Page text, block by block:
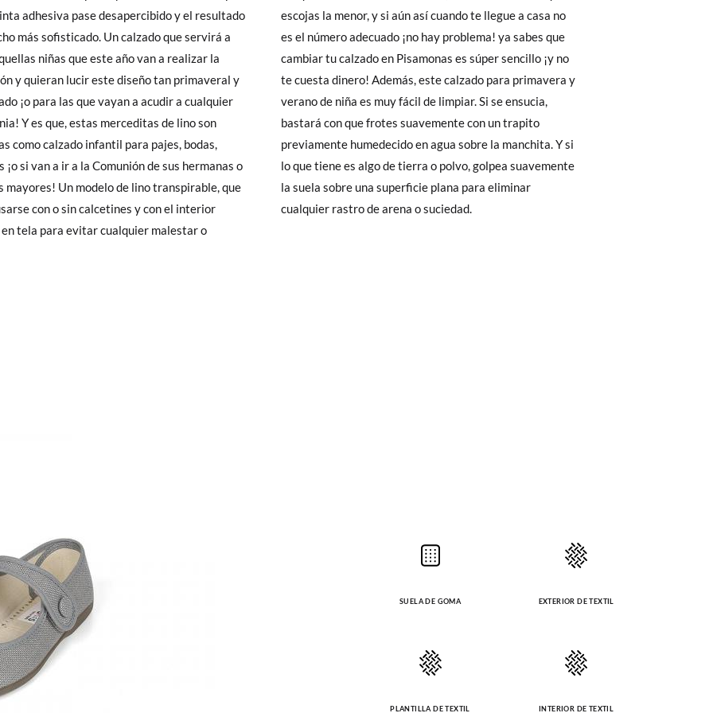
desapercibido y el resultado
sofisticado. Un calzado que servirá a
niñas que este año van a realizar la
y quieran lucir este diseño tan primaveral y
¡o para las que vayan a acudir a cualquier
Y es que, estas merceditas de lino son
como calzado infantil para pajes, bodas,
¡o si van a ir a la Comunión de sus hermanas o
de lino transpirable, que
con o sin calcetines y con el interior
tela para evitar cualquier malestar o
así cuando te llegue a casa no
¡no hay problema! ya sabes que
calzado en Pisamonas es súper sencillo ¡y no
dinero! Además, este calzado para primavera y
niña es muy fácil de limpiar. Si se ensucia,
que frotes suavemente con un trapito
humedecido en agua sobre la manchita. Y si
es algo de tierra o polvo, golpea suavemente
plana para eliminar
cualquier rastro de arena o suciedad.
cuando te lleguen no te valen, sólo tienes que entrar en la secciónCambios & Devoluciones de nuestra web
la petición de cambio. Nuestro equipo Atención al Cliente se encargará de todo: te mandaremos otra
recogeremos la primera, sin gastos, en unos pocos días!
de que no quieras Cambio sino Devolución, también serán gratuitas, ¡no tienes que preocuparte por nada!
desde el mismo enlace del párrafo anterior y nos encargamos de enviarte un mensajero para que te
paquete.
SUELA DE GOMA EXTERIOR DE TEXTIL
PLANTILLA DE TEXTIL INTERIOR DE TEXTIL